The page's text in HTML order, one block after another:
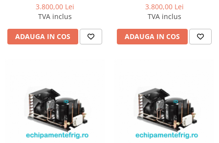
3.800,00 Lei
TVA inclus
ADAUGA IN COS
3.800,00 Lei
TVA inclus
ADAUGA IN COS